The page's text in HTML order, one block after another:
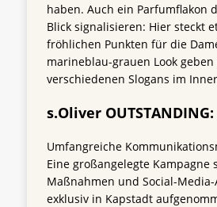
haben. Auch ein Parfumflakon
Blick signalisieren: Hier steckt
fröhlichen Punkten für die
marineblau-grauen Look
verschiedenen Slogans im
s.Oliver
Umfangreiche
Eine großangelegte Kampagne
Maßnahmen und Social-
exklusiv in Kapstadt